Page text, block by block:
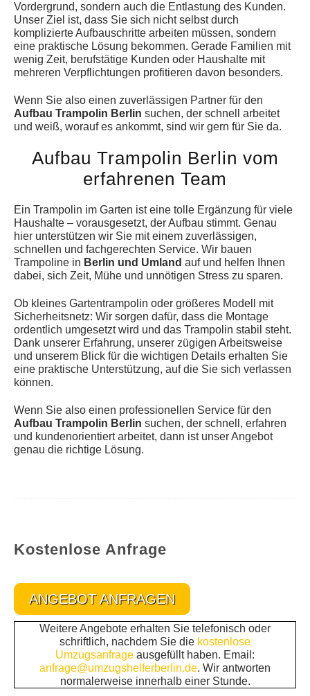
Vordergrund, sondern auch die Entlastung des Kunden.
Unser Ziel ist, dass Sie sich nicht selbst durch
komplizierte Aufbauschritte arbeiten müssen, sondern
eine praktische Lösung bekommen. Gerade Familien mit
wenig Zeit, berufstätige Kunden oder Haushalte mit
mehreren Verpflichtungen profitieren davon besonders.
Wenn Sie also einen zuverlässigen Partner für den
Aufbau Trampolin Berlin suchen, der schnell arbeitet
und weiß, worauf es ankommt, sind wir gern für Sie da.
Aufbau Trampolin Berlin vom
erfahrenen Team
Ein Trampolin im Garten ist eine tolle Ergänzung für viele
Haushalte – vorausgesetzt, der Aufbau stimmt. Genau
hier unterstützen wir Sie mit einem zuverlässigen,
schnellen und fachgerechten Service. Wir bauen
Trampoline in Berlin und Umland auf und helfen Ihnen
dabei, sich Zeit, Mühe und unnötigen Stress zu sparen.
Ob kleines Gartentrampolin oder größeres Modell mit
Sicherheitsnetz: Wir sorgen dafür, dass die Montage
ordentlich umgesetzt wird und das Trampolin stabil steht.
Dank unserer Erfahrung, unserer zügigen Arbeitsweise
und unserem Blick für die wichtigen Details erhalten Sie
eine praktische Unterstützung, auf die Sie sich verlassen
können.
Wenn Sie also einen professionellen Service für den
Aufbau Trampolin Berlin suchen, der schnell, erfahren
und kundenorientiert arbeitet, dann ist unser Angebot
genau die richtige Lösung.
Kostenlose Anfrage
ANGEBOT ANFRAGEN
Weitere Angebote erhalten Sie telefonisch oder
schriftlich, nachdem Sie die kostenlose
Umzugsanfrage ausgefüllt haben. Email:
anfrage@umzugshelferberlin.de. Wir antworten
normalerweise innerhalb einer Stunde.